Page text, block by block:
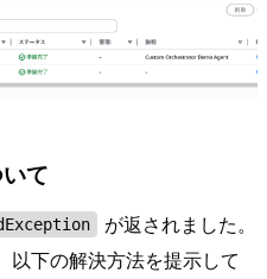
て
が返されました。
以下の解決方法を提示して